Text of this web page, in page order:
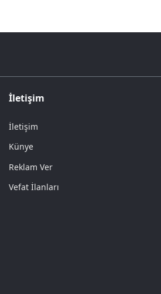
İletişim
İletişim
Künye
Reklam Ver
Vefat İlanları